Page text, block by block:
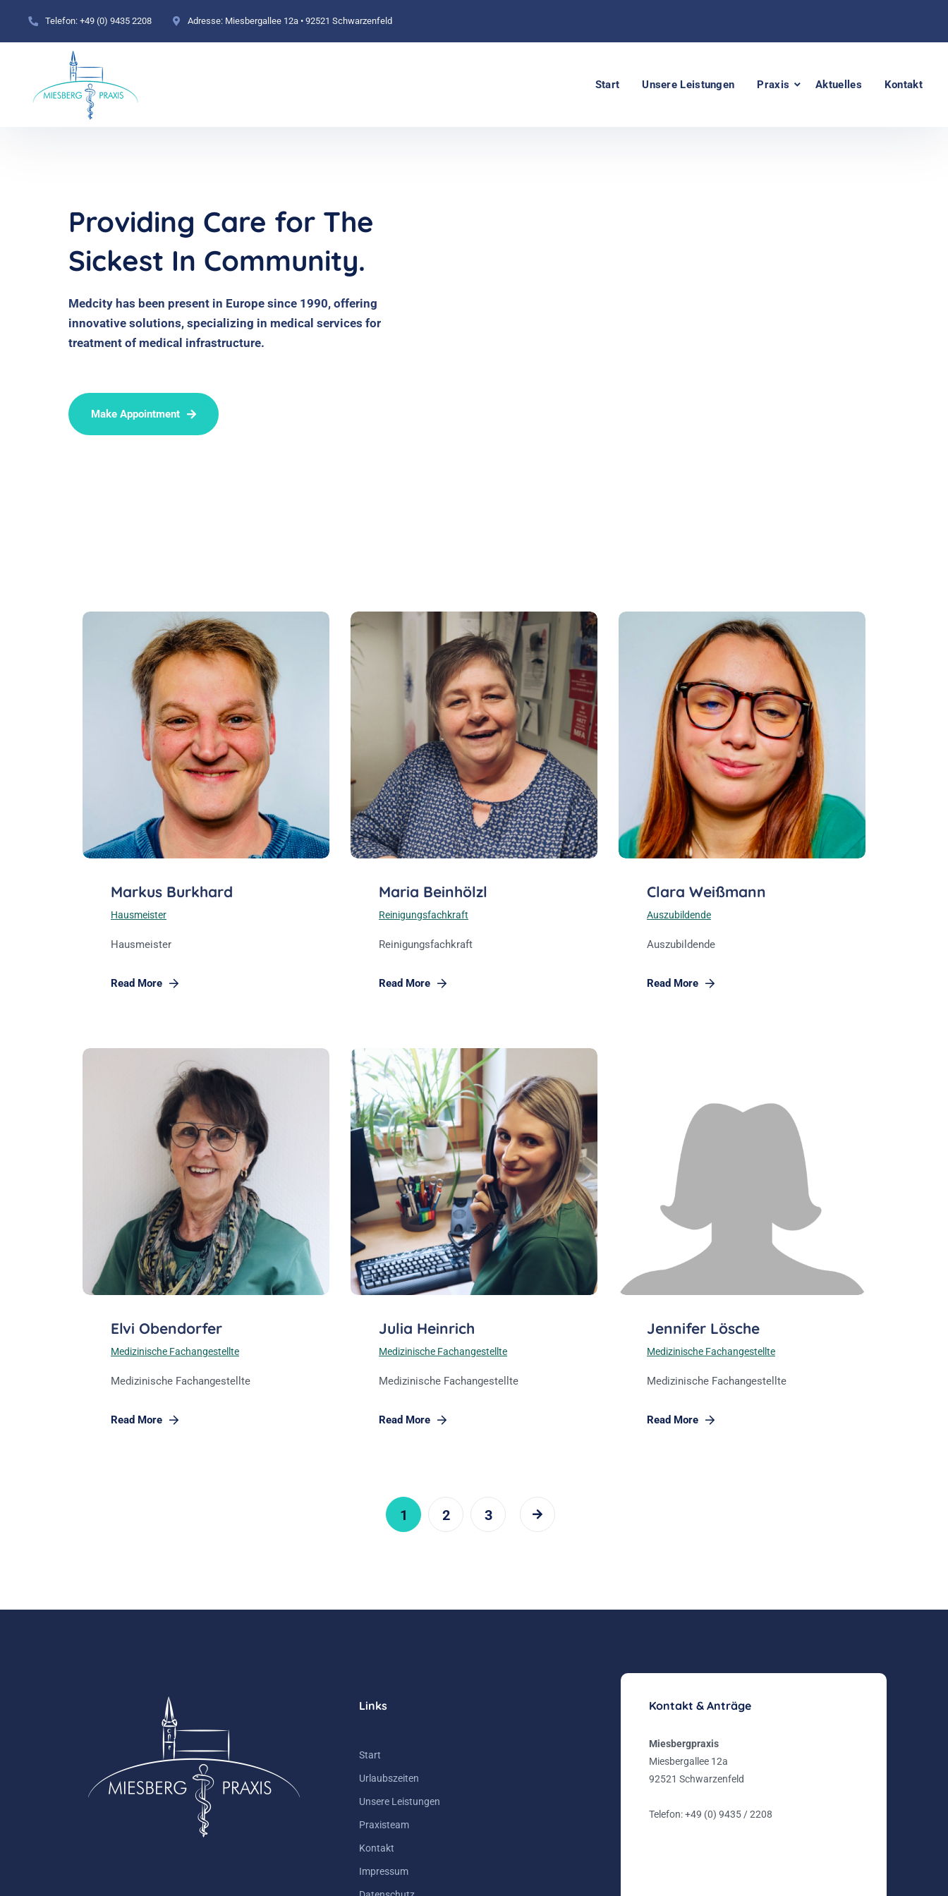
Telefon: +49 (0) 9435 2208 Adresse: Miesbergallee 12a • 92521 Schwarzenfeld
Start Unsere Leistungen Praxis Aktuelles Kontakt
Providing Care for The
Sickest In Community.
Medcity has been present in Europe since 1990, offering
innovative solutions, specializing in medical services for
treatment of medical infrastructure.
Make Appointment
Markus Burkhard
Hausmeister
Hausmeister
Read More
Maria Beinhölzl
Reinigungsfachkraft
Reinigungsfachkraft
Read More
Clara Weißmann
Auszubildende
Auszubildende
Read More
Elvi Obendorfer
Medizinische Fachangestellte
Medizinische Fachangestellte
Read More
Julia Heinrich
Medizinische Fachangestellte
Medizinische Fachangestellte
Read More
Jennifer Lösche
Medizinische Fachangestellte
Medizinische Fachangestellte
Read More
1 2 3
Links
Start
Urlaubszeiten
Unsere Leistungen
Praxisteam
Kontakt
Impressum
Kontakt & Anträge
Miesbergpraxis
Miesbergallee 12a
92521 Schwarzenfeld
Telefon:+49 (0) 9435 / 2208